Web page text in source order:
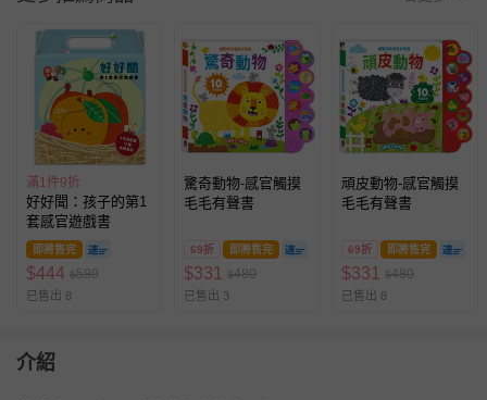
滿1件9折
好好聞：孩子的第1
套感官遊戲書
即將售完
$444 $580
已售出 8
驚奇動物-感官觸摸
毛毛有聲書
69折 即將售完
$331 $480
已售出 3
頑皮動物-感官觸摸
毛毛有聲書
69折 即將售完
$331 $480
已售出 8
介紹